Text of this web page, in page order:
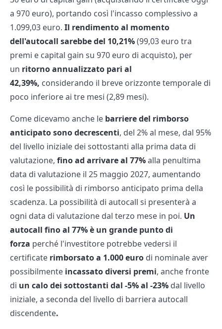
a 970 euro), portando così l'incasso complessivo a
1.099,03 euro. Il rendimento al momento
dell'autocall sarebbe del 10,21%(99,03 euro tra
premi e capital gain su 970 euro di acquisto), per
un ritorno annualizzato pari al
42,39%, considerando il breve orizzonte temporale di
poco inferiore ai tre mesi (2,89 mesi).
Come dicevamo anche le barriere del rimborso
anticipato sono decrescenti, del 2% al mese, dal 95%
del livello iniziale dei sottostanti alla prima data di
valutazione, fino ad arrivare al 77%alla penultima
data di valutazione il 25 maggio 2027, aumentando
così le possibilità di rimborso anticipato prima della
scadenza. La possibilità di autocall si presenterà a
ogni data di valutazione dal terzo mese in poi. Un
autocall fino al 77% è un grande punto di
forza perché l'investitore potrebbe vedersi il
certificate rimborsato a 1.000 euro di nominale aver
possibilmente incassato diversi premi, anche fronte
di un calo dei sottostanti dal -5% al -23% dal livello
iniziale, a seconda del livello di barriera autocall
discendente.